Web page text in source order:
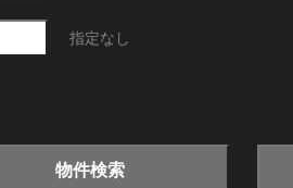
指定なし
物件検索